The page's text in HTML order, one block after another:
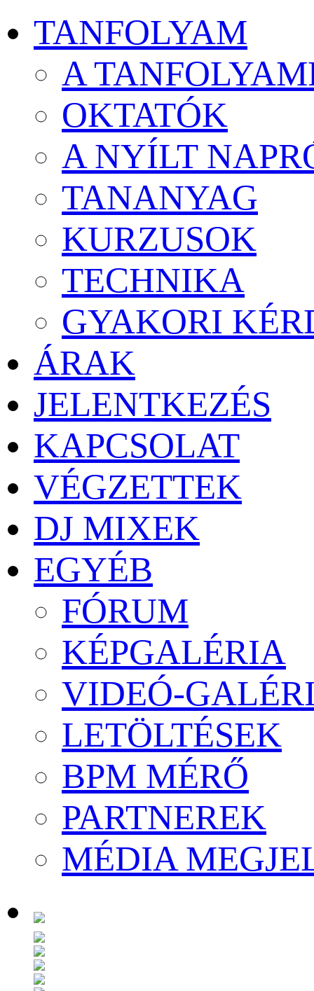
TANFOLYAM
A
OKTATÓK
A NYÍLT
TANANYAG
KURZUSOK
TECHNIKA
GYAKORI
ÁRAK
JELENTKEZÉS
KAPCSOLAT
VÉGZETTEK
DJ MIXEK
EGYÉB
FÓRUM
KÉPGALÉRIA
VIDEÓ-
LETÖLTÉSEK
BPM MÉRŐ
PARTNEREK
MÉDIA